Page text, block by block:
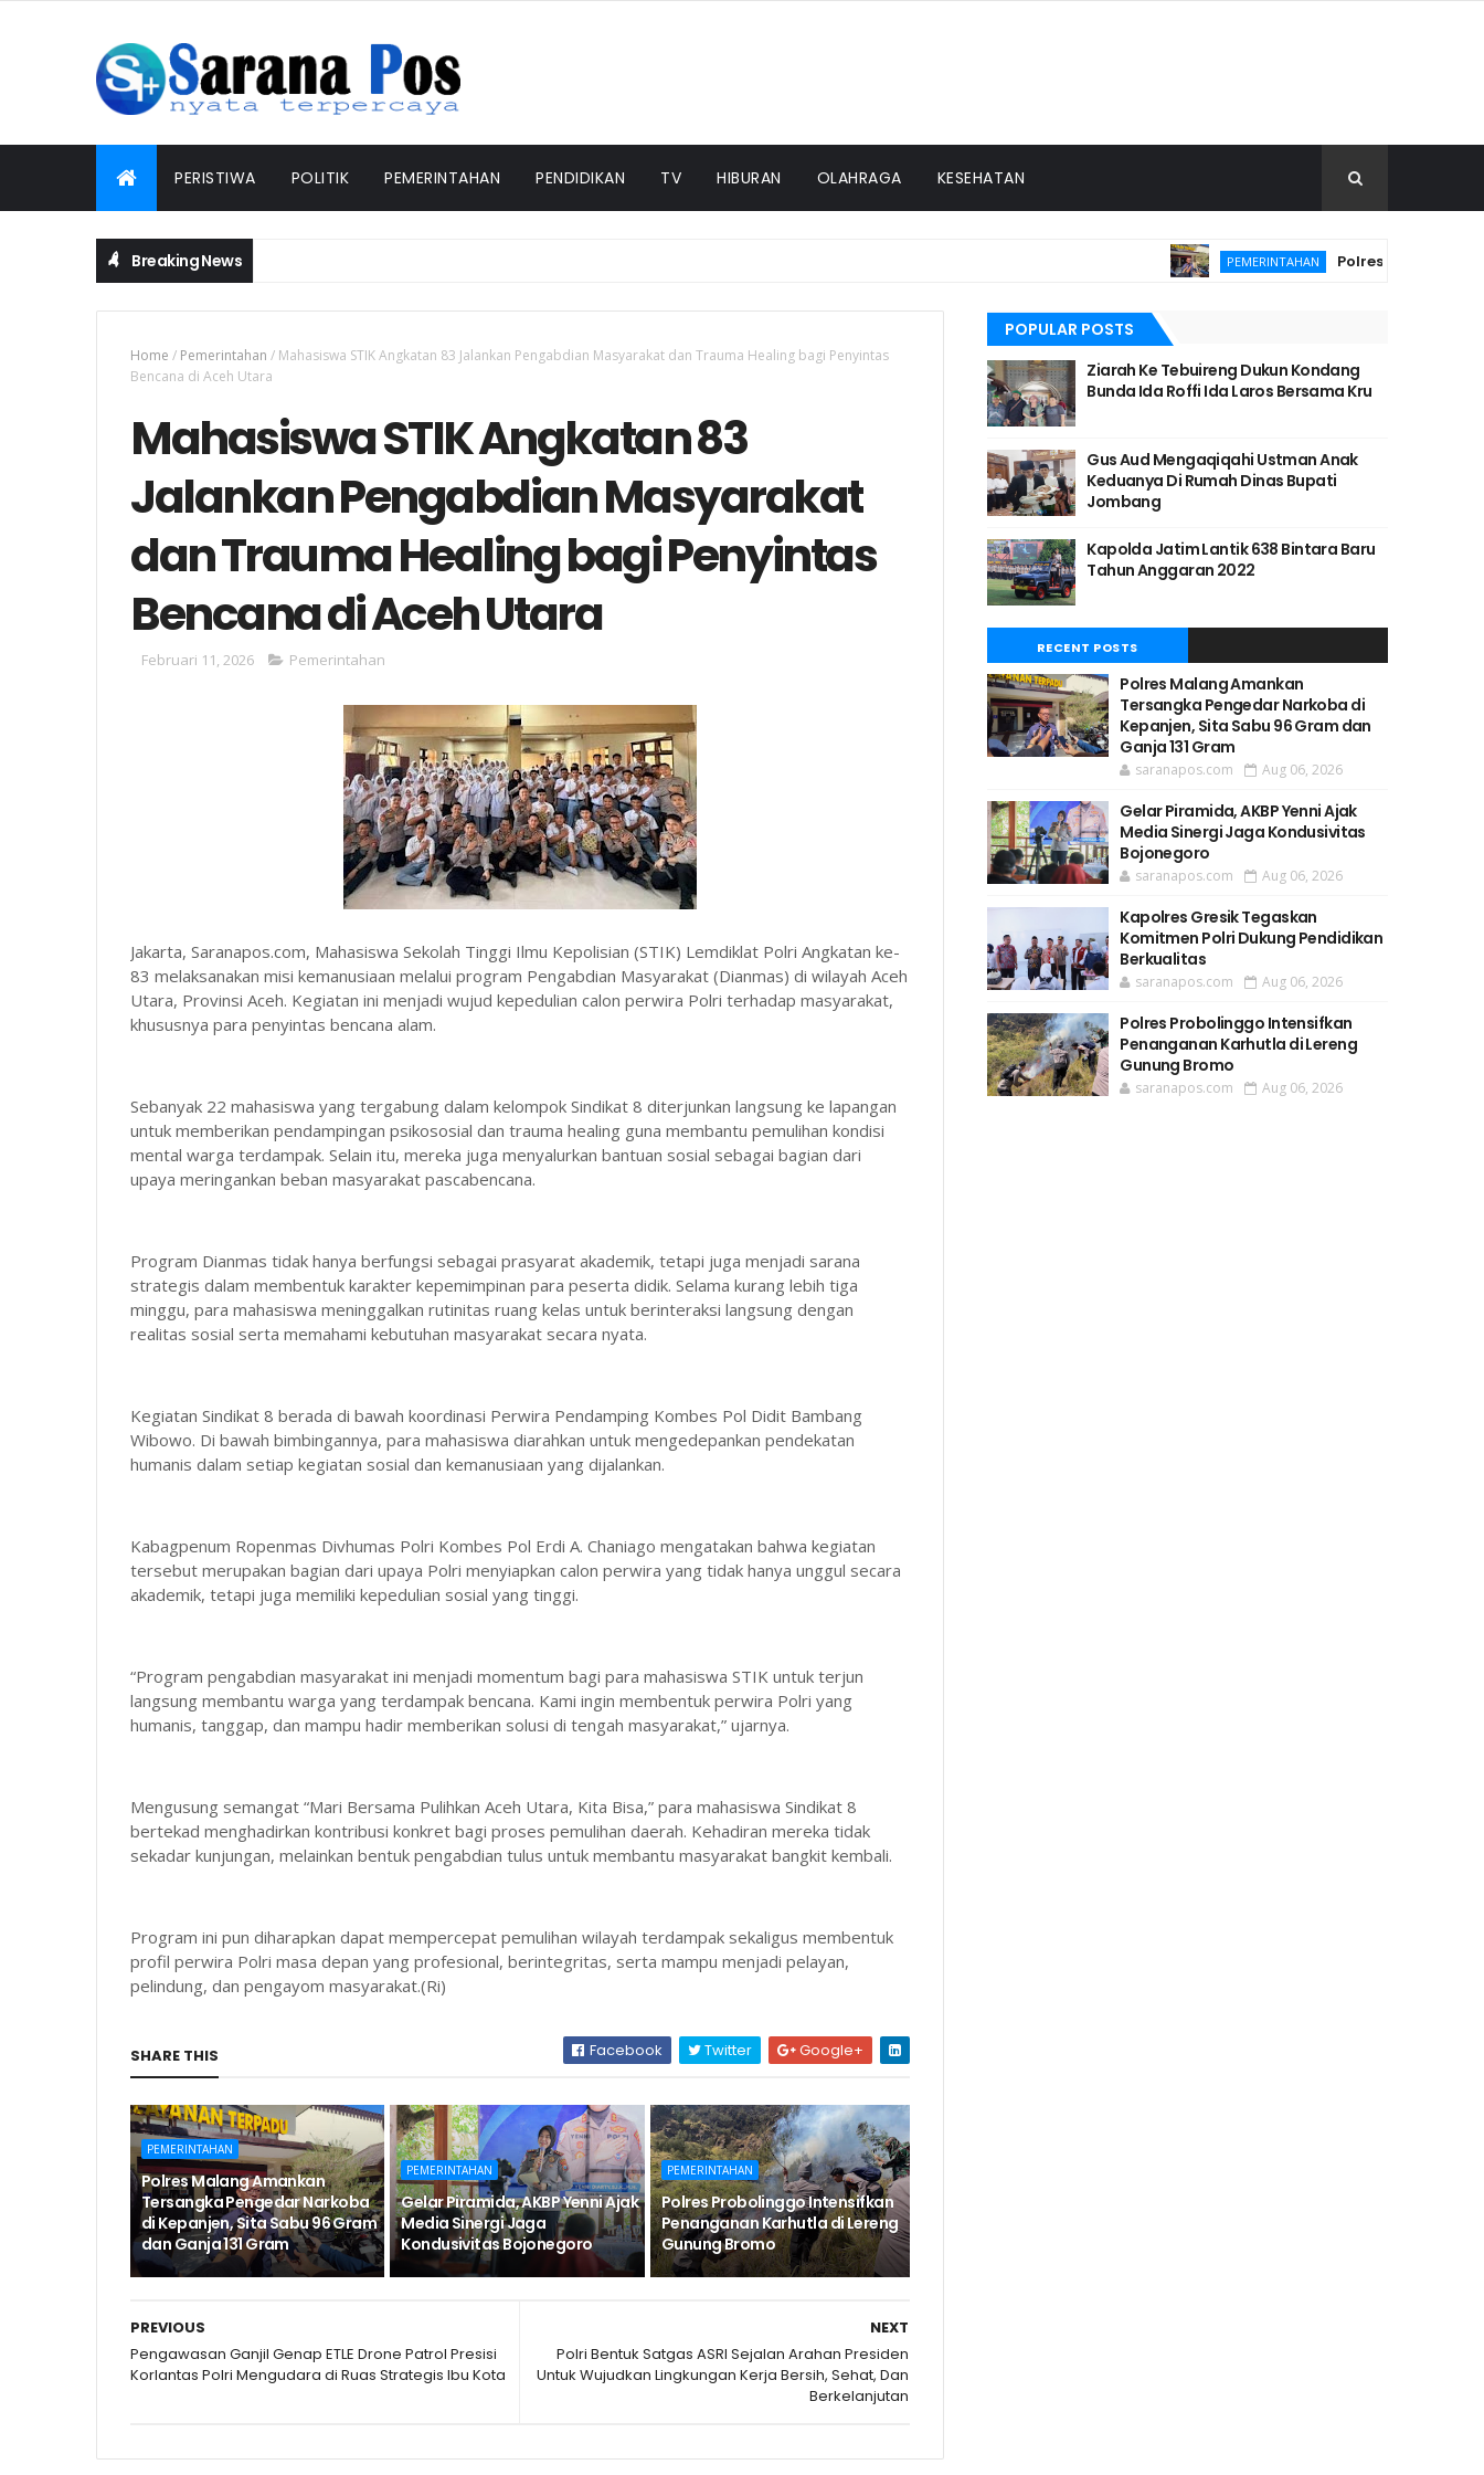
PERISTIWA POLITIK PEMERINTAHAN PENDIDIKAN TV HIBURAN OLAHRAGA KESEHATAN
Breaking News PEMERINTAHAN Polres Malang
Home / Pemerintahan / Mahasiswa STIK Angkatan 83 Jalankan Pengabdian Masyarakat dan Trauma Healing bagi Penyintas
Bencana di Aceh Utara
Mahasiswa STIK Angkatan 83
Jalankan Pengabdian Masyarakat
dan Trauma Healing bagi Penyintas
Bencana di Aceh Utara
Februari 11, 2026 Pemerintahan
Jakarta, Saranapos.com, Mahasiswa Sekolah Tinggi Ilmu Kepolisian (STIK) Lemdiklat Polri Angkatan ke-
83 melaksanakan misi kemanusiaan melalui program Pengabdian Masyarakat (Dianmas) di wilayah Aceh
Utara, Provinsi Aceh. Kegiatan ini menjadi wujud kepedulian calon perwira Polri terhadap masyarakat,
khususnya para penyintas bencana alam.
Sebanyak 22 mahasiswa yang tergabung dalam kelompok Sindikat 8 diterjunkan langsung ke lapangan
untuk memberikan pendampingan psikososial dan trauma healing guna membantu pemulihan kondisi
mental warga terdampak. Selain itu, mereka juga menyalurkan bantuan sosial sebagai bagian dari
upaya meringankan beban masyarakat pascabencana.
Program Dianmas tidak hanya berfungsi sebagai prasyarat akademik, tetapi juga menjadi sarana
strategis dalam membentuk karakter kepemimpinan para peserta didik. Selama kurang lebih tiga
minggu, para mahasiswa meninggalkan rutinitas ruang kelas untuk berinteraksi langsung dengan
realitas sosial serta memahami kebutuhan masyarakat secara nyata.
Kegiatan Sindikat 8 berada di bawah koordinasi Perwira Pendamping Kombes Pol Didit Bambang
Wibowo. Di bawah bimbingannya, para mahasiswa diarahkan untuk mengedepankan pendekatan
humanis dalam setiap kegiatan sosial dan kemanusiaan yang dijalankan.
Kabagpenum Ropenmas Divhumas Polri Kombes Pol Erdi A. Chaniago mengatakan bahwa kegiatan
tersebut merupakan bagian dari upaya Polri menyiapkan calon perwira yang tidak hanya unggul secara
akademik, tetapi juga memiliki kepedulian sosial yang tinggi.
“Program pengabdian masyarakat ini menjadi momentum bagi para mahasiswa STIK untuk terjun
langsung membantu warga yang terdampak bencana. Kami ingin membentuk perwira Polri yang
humanis, tanggap, dan mampu hadir memberikan solusi di tengah masyarakat,” ujarnya.
Mengusung semangat “Mari Bersama Pulihkan Aceh Utara, Kita Bisa,” para mahasiswa Sindikat 8
bertekad menghadirkan kontribusi konkret bagi proses pemulihan daerah. Kehadiran mereka tidak
sekadar kunjungan, melainkan bentuk pengabdian tulus untuk membantu masyarakat bangkit kembali.
Program ini pun diharapkan dapat mempercepat pemulihan wilayah terdampak sekaligus membentuk
profil perwira Polri masa depan yang profesional, berintegritas, serta mampu menjadi pelayan,
pelindung, dan pengayom masyarakat.(Ri)
SHARE THIS Facebook Twitter Google+
PEMERINTAHAN
Polres Malang Amankan
Tersangka Pengedar Narkoba
di Kepanjen, Sita Sabu 96 Gram
dan Ganja 131 Gram
PEMERINTAHAN
Gelar Piramida, AKBP Yenni Ajak
Media Sinergi Jaga
Kondusivitas Bojonegoro
PEMERINTAHAN
Polres Probolinggo Intensifkan
Penanganan Karhutla di Lereng
Gunung Bromo
NEXT
Polri Bentuk Satgas ASRI Sejalan Arahan Presiden
Untuk Wujudkan Lingkungan Kerja Bersih, Sehat, Dan
Berkelanjutan
PREVIOUS
Pengawasan Ganjil Genap ETLE Drone Patrol Presisi
Korlantas Polri Mengudara di Ruas Strategis Ibu Kota
POPULAR POSTS
Ziarah Ke Tebuireng Dukun Kondang
Bunda Ida Roffi Ida Laros Bersama Kru
Gus Aud Mengaqiqahi Ustman Anak
Keduanya Di Rumah Dinas Bupati
Jombang
Kapolda Jatim Lantik 638 Bintara Baru
Tahun Anggaran 2022
RECENT POSTS
Polres Malang Amankan
Tersangka Pengedar Narkoba di
Kepanjen, Sita Sabu 96 Gram dan
Ganja 131 Gram
saranapos.com Aug 06, 2026
Gelar Piramida, AKBP Yenni Ajak
Media Sinergi Jaga Kondusivitas
Bojonegoro
saranapos.com Aug 06, 2026
Kapolres Gresik Tegaskan
Komitmen Polri Dukung Pendidikan
Berkualitas
saranapos.com Aug 06, 2026
Polres Probolinggo Intensifkan
Penanganan Karhutla di Lereng
Gunung Bromo
saranapos.com Aug 06, 2026